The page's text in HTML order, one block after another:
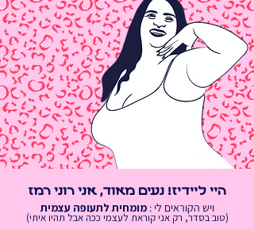
היי ליידיז! נעים מאוד, אני רוני רמז
ויש הקוראים לי :מומחית לתעופה עצמית
(טוב בסדר, רק אני קוראת לעצמי ככה אבל תהיו איתי)